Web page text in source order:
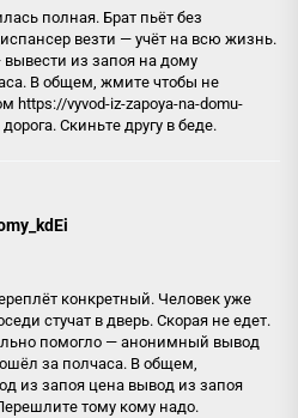
полная. Брат пьёт без
везти — учёт на всю жизнь.
вывести из запоя на дому
В общем, жмите чтобы не
https://vyvod-iz-zapoya-na-domu-
Скиньте другу в беде.
конкретный. Человек уже
стучат в дверь. Скорая не едет.
помогло — анонимный вывод
за полчаса. В общем,
из запоя цена вывод из запоя
тому кому надо.